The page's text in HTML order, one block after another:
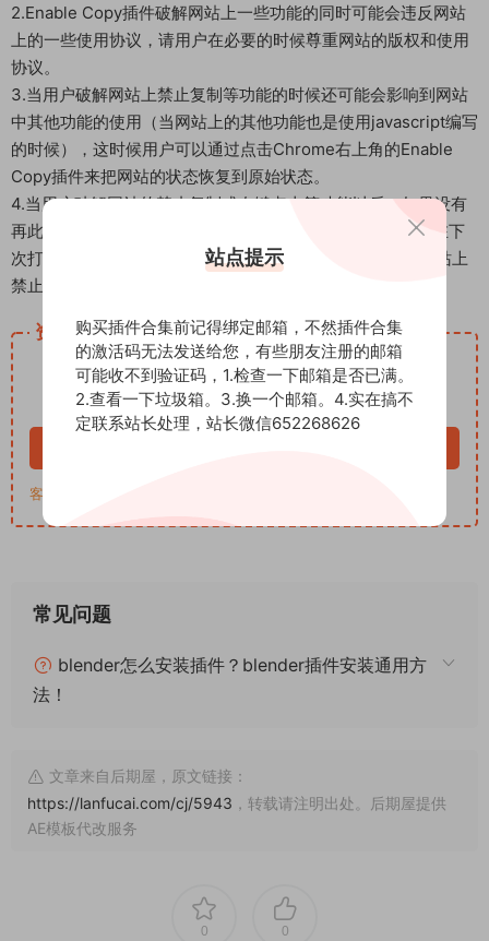
2.Enable Copy插件破解网站上一些功能的同时可能会违反网站
上的一些使用协议，请用户在必要的时候尊重网站的版权和使用
协议。
3.当用户破解网站上禁止复制等功能的时候还可能会影响到网站
中其他功能的使用（当网站上的其他功能也是使用javascript编写
的时候），这时候用户可以通过点击Chrome右上角的Enable
Copy插件来把网站的状态恢复到原始状态。
4.当用户破解网站的禁止复制或右键点击等功能以后，如果没有
再此点击Chrome右上角的Enable Copy插件按钮，则用户在下
次打开该网站的时候，Enable Copy插件会自动破解掉该网站上
禁止选择、复制、粘贴和右键点击的功能。
资源下载
下载价格 3积分
VIP免费
客服QQ：652268626
常见问题
blender怎么安装插件？blender插件安装通用方
法！
文章来自后期屋，原文链接：
https://lanfucai.com/cj/5943 ，转载请注明出处。后期屋提供
AE模板代改服务
0 0
站点提示
购买插件合集前记得绑定邮箱，不然插件合集
的激活码无法发送给您，有些朋友注册的邮箱
可能收不到验证码，1.检查一下邮箱是否已满。
2.查看一下垃圾箱。3.换一个邮箱。4.实在搞不
定联系站长处理，站长微信652268626